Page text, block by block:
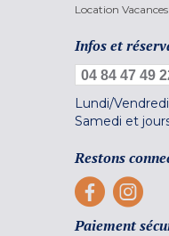
Location
Infos et
04 84 47 49
Lundi/
Samedi et
Restons
Paiement